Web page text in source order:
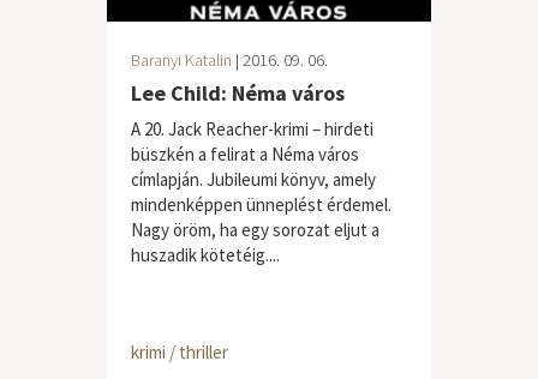
Baranyi Katalin | 2016. 09. 06.
Lee Child: Néma város
A 20. Jack Reacher-krimi – hirdeti
büszkén a felirat a Néma város
címlapján. Jubileumi könyv, amely
mindenképpen ünneplést érdemel.
Nagy öröm, ha egy sorozat eljut a
huszadik kötetéig....
krimi / thriller